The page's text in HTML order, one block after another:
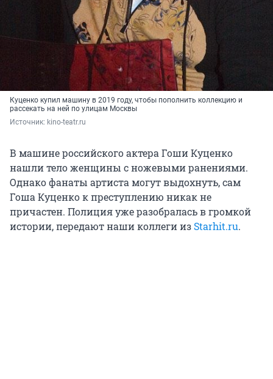
Куценко купил машину в 2019 году, чтобы пополнить коллекцию и
рассекать на ней по улицам Москвы
Источник: kino-teatr.ru
В машине российского актера Гоши Куценко
нашли тело женщины с ножевыми ранениями.
Однако фанаты артиста могут выдохнуть, сам
Гоша Куценко к преступлению никак не
причастен. Полиция уже разобралась в громкой
истории, передают наши коллеги из Starhit.ru.